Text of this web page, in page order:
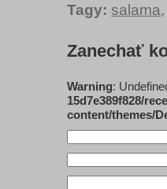
Tagy: salama,
Zanechať
Warning:
15d7e389f828/
content/themes/